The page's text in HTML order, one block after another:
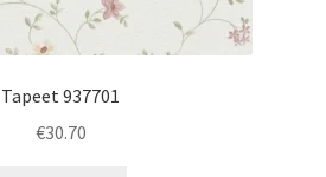
Tapeet 937701
€30.70